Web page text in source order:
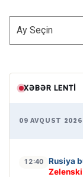
ARXİV
XƏBƏR LENTI
09 AVQUST 2026
12:40 Rusiya
Zelenski